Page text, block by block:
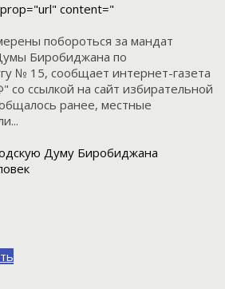
content="
побороться за мандат
Биробиджана по
№ 15, сообщает интернет-газета
со ссылкой на сайт избирательной
ранее, местные